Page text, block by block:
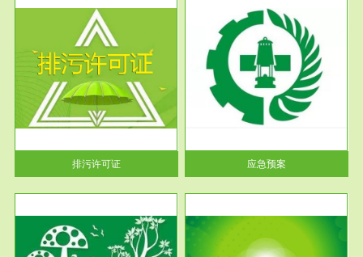
排污许可证
服务范围
应急预案
根据《中华人民共和国环境保护
法》第十九条 企业事业单位应
当按照...
应急预案
服务范围